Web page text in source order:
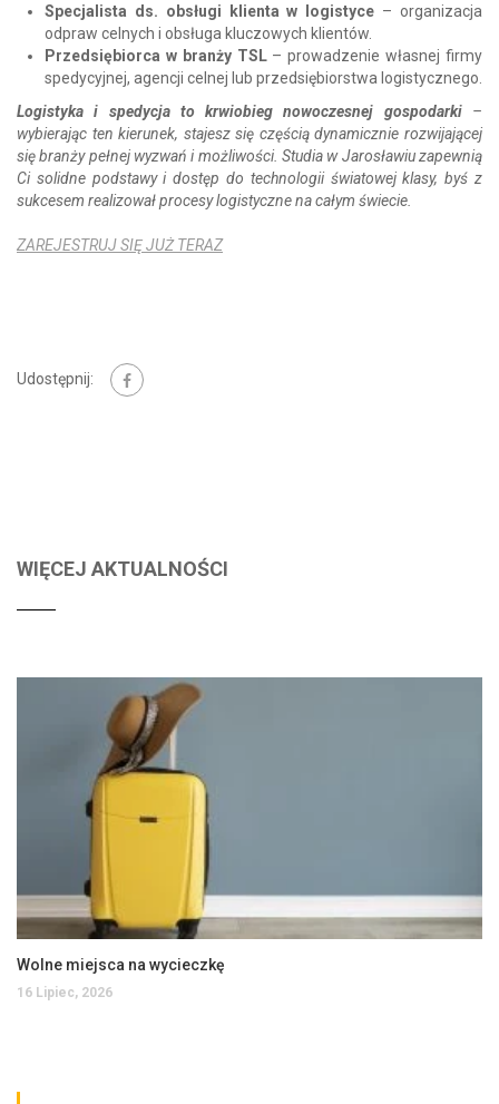
Specjalista ds. obsługi klienta w logistyce – organizacja
odpraw celnych i obsługa kluczowych klientów.
Przedsiębiorca w branży TSL– prowadzenie własnej firmy
spedycyjnej, agencji celnej lub przedsiębiorstwa logistycznego.
Logistyka i spedycja to krwiobieg nowoczesnej gospodarki–
wybierając ten kierunek, stajesz się częścią dynamicznie rozwijającej
się branży pełnej wyzwań i możliwości. Studia w Jarosławiu zapewnią
Ci solidne podstawy i dostęp do technologii światowej klasy, byś z
sukcesem realizował procesy logistyczne na całym świecie.
ZAREJESTRUJ SIĘ JUŻ TERAZ
Udostępnij:
WIĘCEJ AKTUALNOŚCI
Wolne miejsca na wycieczkę
16 Lipiec, 2026